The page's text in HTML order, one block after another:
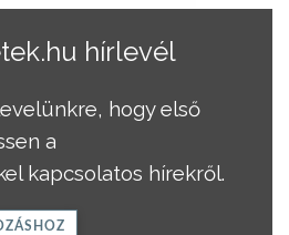
hírlevél
hogy első
a
kapcsolatos hírekről.